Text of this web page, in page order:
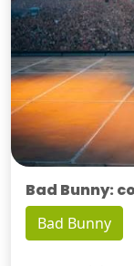
Bad Bunny:
Bad Bunny